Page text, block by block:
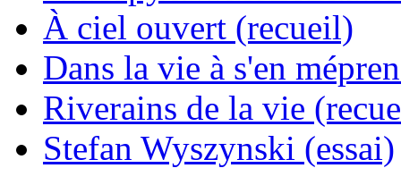
À ciel ouvert (recueil)
Dans la vie à s'en
Riverains de la vie
Stefan Wyszynski (essai)